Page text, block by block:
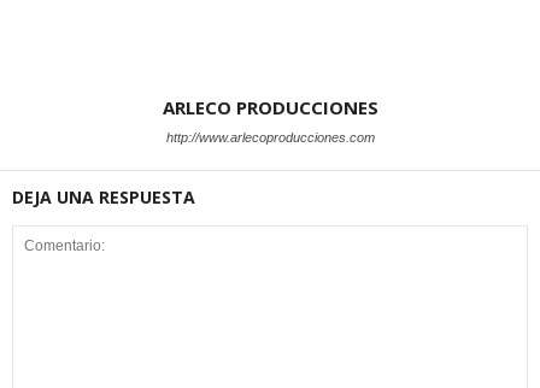
ARLECO PRODUCCIONES
http://www.arlecoproducciones.com
DEJA UNA RESPUESTA